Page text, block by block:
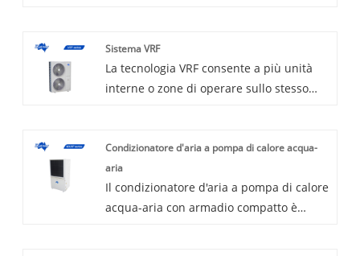
un'ampia area e risparmiare spazio. E il
sistema fornisce prestazioni di
raffreddamento e riscaldamento potenti
controllo WIFI opzionale. Il tipo On-Off e
inverter sono opzionali. Benvenuto per
acquistare un condizionatore d'aria a
cassetta da noi. Ogni richiesta dei clienti
Sistema VRF
La tecnologia VRF consente a più unità
interne o zone di operare sullo stesso
di recupero del calore, che fornisce
riscaldamento e raffreddamento
simultanei. Il design specifico del sistema
VRF varia in base all'applicazione.
Condizionatore d'aria a pompa di calore acqua-
aria
Il condizionatore d'aria a pompa di calore
acqua-aria con armadio compatto è